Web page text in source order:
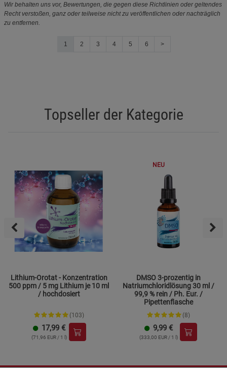
Wir behalten uns vor, Bewertungen, die gegen diese Richtlinien oder geltendes
Recht verstoßen, ganz oder teilweise nicht zu veröffentlichen oder nachträglich
zu entfernen.
1 2 3 4 5 6 >
Topseller der Kategorie
Lithium-Orotat - Konzentration
500 ppm / 5 mg Lithium je 10 ml
/ hochdosiert
(103)
17,99 €
(71,96 EUR / 1 l)
NEU
DMSO 3-prozentig in
Natriumchloridlösung 30 ml /
99,9 % rein / Ph. Eur. /
Pipettenflasche
(8)
9,99 €
(333,00 EUR / 1 l)